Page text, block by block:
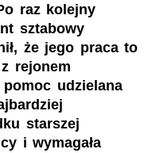
raz kolejny
sztabowy
że jego praca to
rejonem
udzielana
starszej
i wymagała